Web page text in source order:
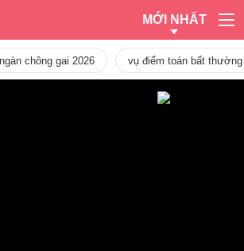
MỚI NHẤT
chông gai 2026 vụ điểm toán bất